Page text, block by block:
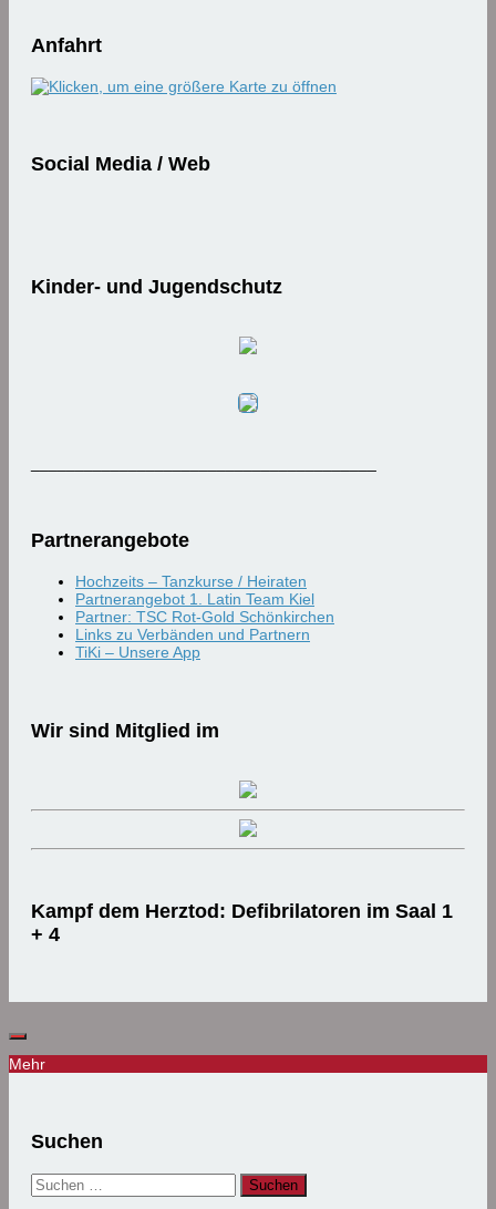
Anfahrt
Social Media / Web
Kinder- und Jugendschutz
Partnerangebote
Hochzeits – Tanzkurse / Heiraten
Partnerangebot 1. Latin Team Kiel
Partner: TSC Rot-Gold Schönkirchen
Links zu Verbänden und Partnern
TiKi – Unsere App
Wir sind Mitglied im
Kampf dem Herztod: Defibrilatoren im Saal 1
+ 4
Mehr
Suchen
Suchen
nach: